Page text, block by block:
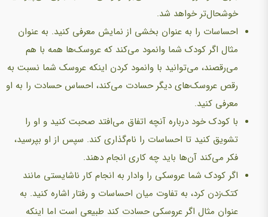
خوشحال‌تر خواهد شد.
احساسات را به عنوان بخشی از نمايش معرفی کنيد. به عنوان
مثال اگر کودک شما وانمود می‌کند که عروسک‌ها همه با هم
می‌رقصند، می‌توانید با وانمود کردن اینکه عروسک شما نسبت به
رقص عروسک‌های دیگر حسادت می‌کند، احساس حسادت را به او
معرفی کنید.
با کودک خود درباره آنچه اتفاق می‌افتد صحبت کنید و او را
تشویق کنید تا احساسات را نام‌گذاری کند. سپس از او بپرسید،
فکر می‌کند آن‌ها باید چه کاری انجام دهند.
اگر کودک شما عروسکی را وادار به انجام کار ناشایستی مانند
کتک‌زدن کرد، به تفاوت میان احساسات و رفتار اشاره کنید. به
عنوان مثال اگر عروسکی حسادت کند طبیعی است اما اینکه